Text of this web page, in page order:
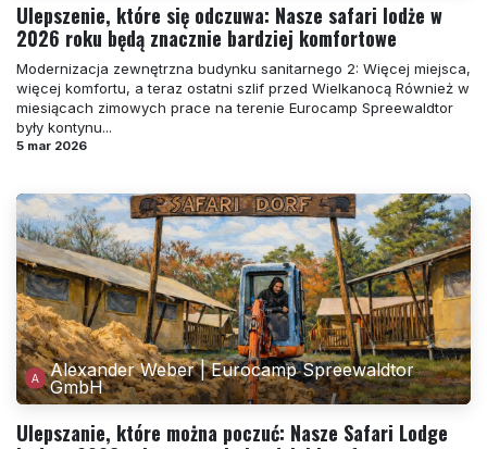
Ulepszenie, które się odczuwa: Nasze safari lodże w
2026 roku będą znacznie bardziej komfortowe
Modernizacja zewnętrzna budynku sanitarnego 2: Więcej miejsca,
więcej komfortu, a teraz ostatni szlif przed Wielkanocą Również w
miesiącach zimowych prace na terenie Eurocamp Spreewaldtor
były kontynu...
5 mar 2026
Alexander Weber | Eurocamp Spreewaldtor
GmbH
Ulepszanie, które można poczuć: Nasze Safari Lodge